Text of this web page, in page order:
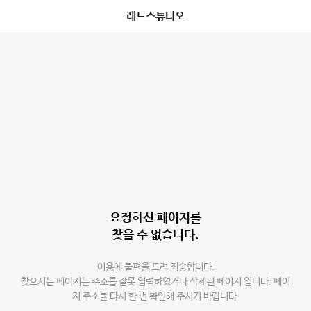
레드스튜디오
요청하신 페이지를
찾을 수 없습니다.
이용에 불편을 드려 죄송합니다.
찾으시는 페이지는 주소를 잘못 입력하였거나 삭제된 페이지 입니다. 페이
지 주소를 다시 한 번 확인해 주시기 바랍니다.